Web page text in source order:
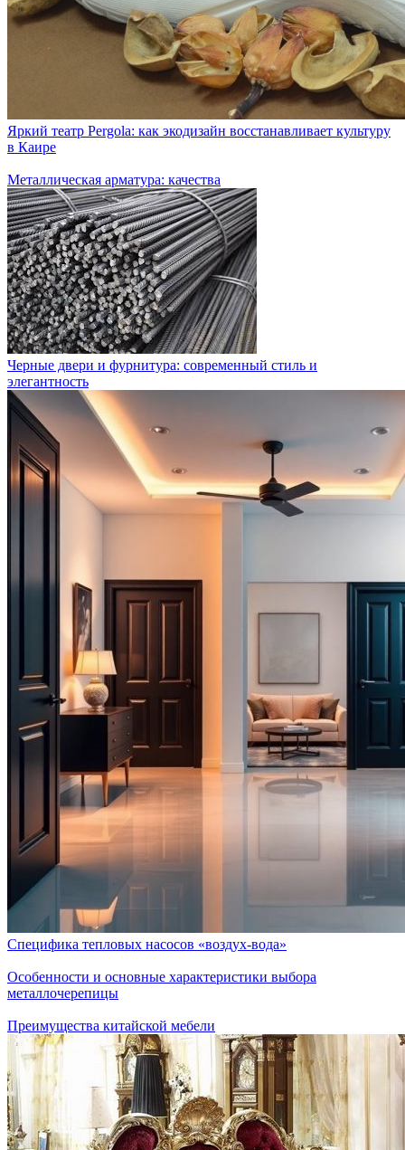
Яркий театр Pergola: как экодизайн восстанавливает культуру
в Каире
Металлическая арматура: качества
Черные двери и фурнитура: современный стиль и
элегантность
Специфика тепловых насосов «воздух-вода»
Особенности и основные характеристики выбора
металлочерепицы
Преимущества китайской мебели